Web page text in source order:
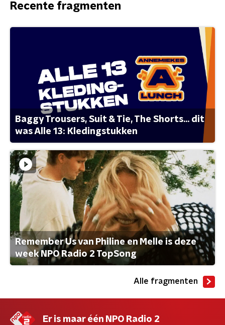
Recente fragmenten
Baggy Trousers, Suit & Tie, The Shorts... dit
was Alle 13: Kledingstukken
Remember Us van Philine en Melle is deze
week NPO Radio 2 TopSong
Alle fragmenten
Er is maar één NPO Radio 2